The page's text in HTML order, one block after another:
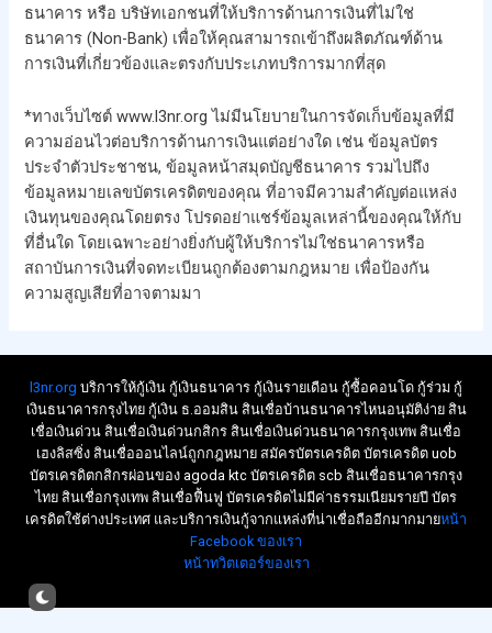
ธนาคาร หรือ บริษัทเอกชนที่ให้บริการด้านการเงินที่ไม่ใช่
ธนาคาร (Non-Bank) เพื่อให้คุณสามารถเข้าถึงผลิตภัณฑ์ด้าน
การเงินที่เกี่ยวข้องและตรงกับประเภทบริการมากที่สุด
*ทางเว็บไซต์ www.l3nr.org ไม่มีนโยบายในการจัดเก็บข้อมูลที่มี
ความอ่อนไวต่อบริการด้านการเงินแต่อย่างใด เช่น ข้อมูลบัตร
ประจำตัวประชาชน, ข้อมูลหน้าสมุดบัญชีธนาคาร รวมไปถึง
ข้อมูลหมายเลขบัตรเครดิตของคุณ ที่อาจมีความสำคัญต่อแหล่ง
เงินทุนของคุณโดยตรง โปรดอย่าแชร์ข้อมูลเหล่านี้ของคุณให้กับ
ที่อื่นใด โดยเฉพาะอย่างยิ่งกับผู้ให้บริการไม่ใช่ธนาคารหรือ
สถาบันการเงินที่จดทะเบียนถูกต้องตามกฎหมาย เพื่อป้องกัน
ความสูญเสียที่อาจตามมา
l3nr.org บริการให้กู้เงิน กู้เงินธนาคาร กู้เงินรายเดือน กู้ซื้อคอนโด กู้ร่วม กู้
เงินธนาคารกรุงไทย กู้เงิน ธ.ออมสิน สินเชื่อบ้านธนาคารไหนอนุมัติง่าย สิน
เชื่อเงินด่วน สินเชื่อเงินด่วนกสิกร สินเชื่อเงินด่วนธนาคารกรุงเทพ สินเชื่อ
เฮงลิสซิ่ง สินเชื่อออนไลน์ถูกกฎหมาย สมัครบัตรเครดิต บัตรเครดิต uob
บัตรเครดิตกสิกรผ่อนของ agoda ktc บัตรเครดิต scb สินเชื่อธนาคารกรุง
ไทย สินเชื่อกรุงเทพ สินเชื่อฟื้นฟู บัตรเครดิตไม่มีค่าธรรมเนียมรายปี บัตร
เครดิตใช้ต่างประเทศ และบริการเงินกู้จากแหล่งที่น่าเชื่อถืออีกมากมายหน้า
Facebook ของเรา
หน้าทวิตเตอร์ของเรา